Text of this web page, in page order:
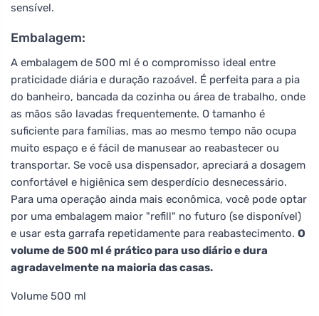
sensível.
Embalagem:
A embalagem de 500 ml é o compromisso ideal entre
praticidade diária e duração razoável. É perfeita para a pia
do banheiro, bancada da cozinha ou área de trabalho, onde
as mãos são lavadas frequentemente. O tamanho é
suficiente para famílias, mas ao mesmo tempo não ocupa
muito espaço e é fácil de manusear ao reabastecer ou
transportar. Se você usa dispensador, apreciará a dosagem
confortável e higiênica sem desperdício desnecessário.
Para uma operação ainda mais econômica, você pode optar
por uma embalagem maior "refill" no futuro (se disponível)
e usar esta garrafa repetidamente para reabastecimento. O
volume de 500 ml é prático para uso diário e dura
agradavelmente na maioria das casas.
Volume 500 ml